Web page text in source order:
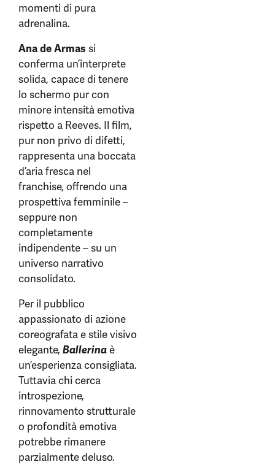
momenti di pura
adrenalina.
Ana de Armas si
conferma un’interprete
solida, capace di tenere
lo schermo pur con
minore intensità emotiva
rispetto a Reeves. Il film,
pur non privo di difetti,
rappresenta una boccata
d’aria fresca nel
franchise, offrendo una
prospettiva femminile –
seppure non
completamente
indipendente – su un
universo narrativo
consolidato.
Per il pubblico
appassionato di azione
coreografata e stile visivo
elegante, Ballerinaè
un’esperienza consigliata.
Tuttavia chi cerca
introspezione,
rinnovamento strutturale
o profondità emotiva
potrebbe rimanere
parzialmente deluso.